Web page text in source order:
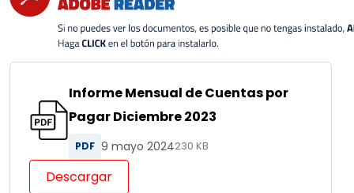
Informe Mensual de Cuentas por
Pagar Diciembre 2023
PDF 9 mayo 2024230 KB
Descargar